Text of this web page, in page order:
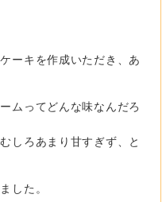
ーキを作成いただき、あ
ムってどんな味なんだろ
しろあまり甘すぎず、と
した。